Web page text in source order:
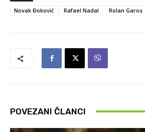
Novak Đoković
Rafael Nadal Rolan Garos
POVEZANI ČLANCI